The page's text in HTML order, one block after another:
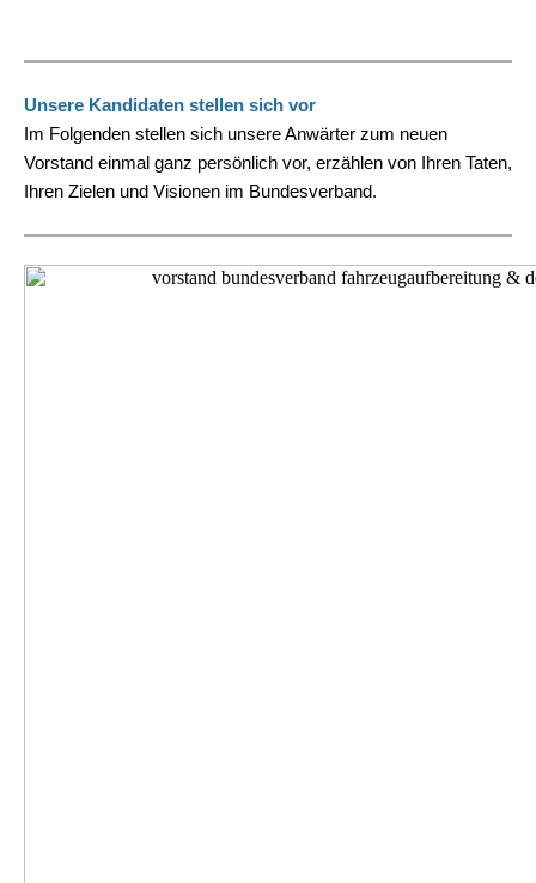
Unsere Kandidaten stellen sich vor
Im Folgenden stellen sich unsere Anwärter zum neuen
Vorstand einmal ganz persönlich vor, erzählen von Ihren Taten,
Ihren Zielen und Visionen im Bundesverband.